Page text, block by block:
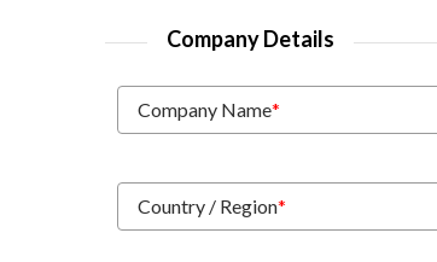
Company Details
Company Name*
Country / Region*